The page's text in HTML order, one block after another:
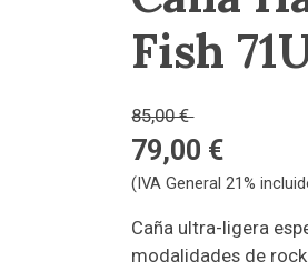
Fish
85,00 €
79,00 €
(IVA General 21%
Caña ultra-ligera
modalidades de